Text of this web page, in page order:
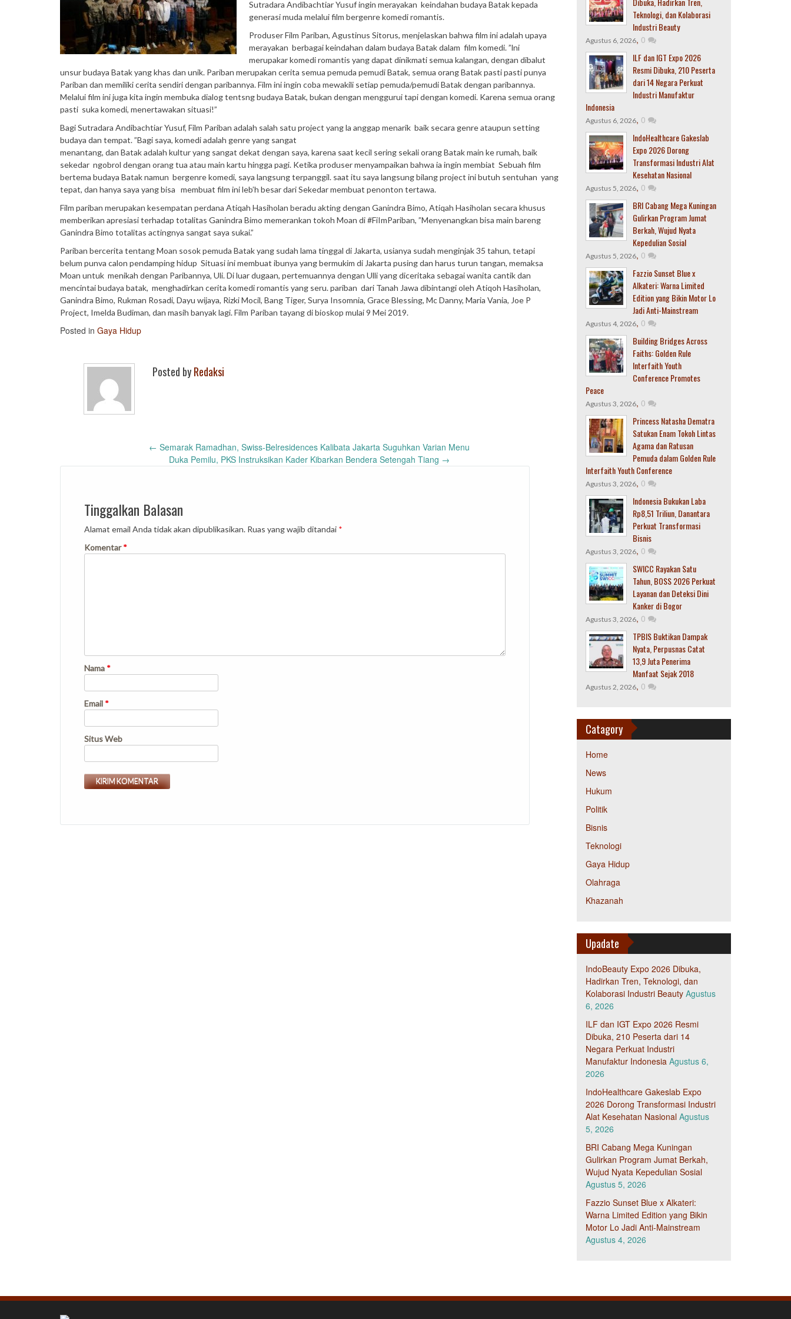
Sutradara Andibachtiar Yusuf ingin merayakan keindahan budaya Batak kepada
generasi muda melalui film bergenre komedi romantis.
Produser Film Pariban, Agustinus Sitorus, menjelaskan bahwa film ini adalah upaya
merayakan berbagai keindahan dalam budaya Batak dalam film komedi. ”lni
merupakar komedi romantis yang dapat dinikmati semua kalangan, dengan dibalut
unsur budaya Batak yang khas dan unik. Pariban merupakan cerita semua pemuda pemudi Batak, semua orang Batak pasti pasti punya
Pariban dan memiliki cerita sendiri dengan paribannya. Film ini ingin coba mewakili setiap pemuda/pemudi Batak dengan paribannya.
Melalui film ini juga kita ingin membuka dialog tentsng budaya Batak, bukan dengan menggurui tapi dengan komedi. Karena semua orang
pasti suka komedi, menertawakan situasi!”
Bagi Sutradara Andibachtiar Yusuf, Film Pariban adalah salah satu project yang la anggap menarik baik secara genre ataupun setting
budaya dan tempat. ”Bagi saya, komedi adalah genre yang sangat
menantang, dan Batak adalah kultur yang sangat dekat dengan saya, karena saat kecil sering sekali orang Batak main ke rumah, baik
sekedar ngobrol dengan orang tua atau main kartu hingga pagi. Ketika produser menyampaikan bahwa ia ingin membiat Sebuah film
bertema budaya Batak namun bergenre komedi, saya langsung terpanggil. saat itu saya langsung bilang project ini butuh sentuhan yang
tepat, dan hanya saya yang bisa membuat film ini leb’h besar dari Sekedar membuat penonton tertawa.
Film pariban merupakan kesempatan perdana Atiqah Hasiholan beradu akting dengan Ganindra Bimo, Atiqah Hasiholan secara khusus
memberikan apresiasi terhadap totalitas Ganindra Bimo memerankan tokoh Moan di #FiImPariban, ”Menyenangkan bisa main bareng
Ganindra Bimo totalitas actingnya sangat saya sukai.”
Pariban bercerita tentang Moan sosok pemuda Batak yang sudah lama tinggal di Jakarta, usianya sudah menginjak 35 tahun, tetapi
belum punva calon pendamping hidup Situasi ini membuat ibunya yang bermukim di Jakarta pusing dan harus turun tangan, memaksa
Moan untuk menikah dengan Paribannya, Uli. Di luar dugaan, pertemuannya dengan Ulli yang diceritaka sebagai wanita cantik dan
mencintai budaya batak, menghadirkan cerita komedi romantis yang seru. pariban dari Tanah Jawa dibintangi oleh Atiqoh Hasiholan,
Ganindra Bimo, Rukman Rosadi, Dayu wijaya, Rizki Mocil, Bang Tiger, Surya Insomnia, Grace Blessing, Mc Danny, Maria Vania, Joe P
Project, Imelda Budiman, dan masih banyak lagi. Film Pariban tayang di bioskop mulai 9 Mei 2019.
Posted in Gaya Hidup
Posted byRedaksi
navigation
← Semarak Ramadhan, Swiss-Belresidences Kalibata Jakarta Suguhkan Varian Menu
Duka Pemilu, PKS Instruksikan Kader Kibarkan Bendera Setengah Tiang →
Tinggalkan Balasan
Alamat email Anda tidak akan dipublikasikan. Ruas yang wajib ditandai *
Komentar*
Nama *
Email *
Situs Web
Teknologi, dan Kolaborasi
Industri Beauty
Agustus 6, 2026, 0
ILF dan IGT Expo 2026
Resmi Dibuka, 210 Peserta
dari 14 Negara Perkuat
Industri Manufaktur
Indonesia
Agustus 6, 2026, 0
IndoHealthcare Gakeslab
Expo 2026 Dorong
Transformasi Industri Alat
Kesehatan Nasional
Agustus 5, 2026, 0
BRI Cabang Mega Kuningan
Gulirkan Program Jumat
Berkah, Wujud Nyata
Kepedulian Sosial
Agustus 5, 2026, 0
Fazzio Sunset Blue x
Alkateri: Warna Limited
Edition yang Bikin Motor Lo
Jadi Anti-Mainstream
Agustus 4, 2026, 0
Building Bridges Across
Faiths: Golden Rule
Interfaith Youth
Conference Promotes
Peace
Agustus 3, 2026, 0
Princess Natasha Dematra
Satukan Enam Tokoh Lintas
Agama dan Ratusan
Pemuda dalam Golden Rule
Interfaith Youth Conference
Agustus 3, 2026, 0
Indonesia Bukukan Laba
Rp8,51 Triliun, Danantara
Perkuat Transformasi
Bisnis
Agustus 3, 2026, 0
SWICC Rayakan Satu
Tahun, BOSS 2026 Perkuat
Layanan dan Deteksi Dini
Kanker di Bogor
Agustus 3, 2026, 0
TPBIS Buktikan Dampak
Nyata, Perpusnas Catat
13,9 Juta Penerima
Manfaat Sejak 2018
Agustus 2, 2026, 0
Catagory
Home
News
Hukum
Politik
Bisnis
Teknologi
Gaya Hidup
Olahraga
Khazanah
Upadate
IndoBeauty Expo 2026 Dibuka,
Hadirkan Tren, Teknologi, dan
Kolaborasi Industri Beauty Agustus
6, 2026
ILF dan IGT Expo 2026 Resmi
Dibuka, 210 Peserta dari 14
Negara Perkuat Industri
Manufaktur Indonesia Agustus 6,
2026
IndoHealthcare Gakeslab Expo
2026 Dorong Transformasi Industri
Alat Kesehatan Nasional Agustus
5, 2026
BRI Cabang Mega Kuningan
Gulirkan Program Jumat Berkah,
Wujud Nyata Kepedulian Sosial
Agustus 5, 2026
Fazzio Sunset Blue x Alkateri:
Warna Limited Edition yang Bikin
Motor Lo Jadi Anti-Mainstream
Agustus 4, 2026